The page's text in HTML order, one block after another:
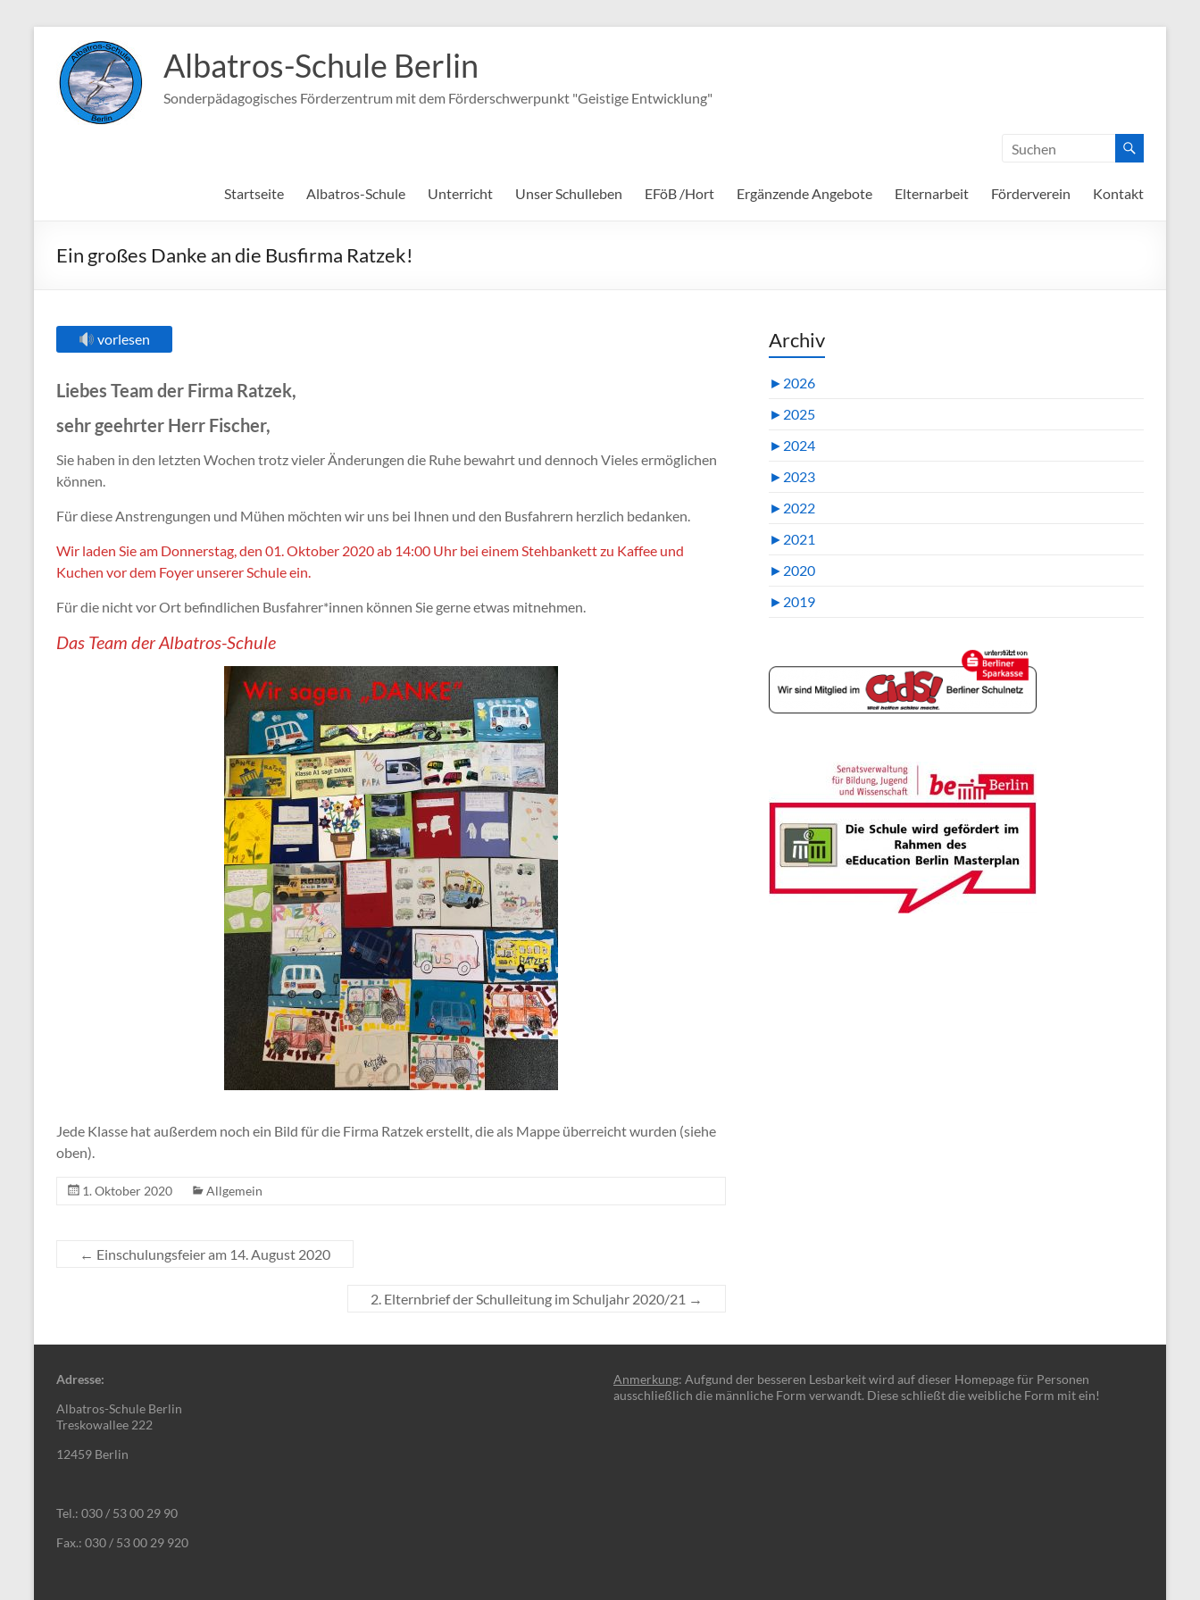
Inhalt
springen
Albatros-Schule Berlin
Sonderpädagogisches Förderzentrum mit dem Förderschwerpunkt "Geistige Entwicklung"
Startseite Albatros-Schule Unterricht Unser Schulleben EFöB /Hort Ergänzende Angebote Elternarbeit Förderverein Kontakt
Ein großes Danke an die Busfirma Ratzek!
vorlesen
Liebes Team der Firma Ratzek,
sehr geehrter Herr Fischer,
Sie haben in den letzten Wochen trotz vieler Änderungen die Ruhe bewahrt und dennoch Vieles ermöglichen
können.
Für diese Anstrengungen und Mühen möchten wir uns bei Ihnen und den Busfahrern herzlich bedanken.
Wir laden Sie am Donnerstag, den 01. Oktober 2020 ab 14:00 Uhr bei einem Stehbankett zu Kaffee und
Kuchen vor dem Foyer unserer Schule ein.
Für die nicht vor Ort befindlichen Busfahrer*innen können Sie gerne etwas mitnehmen.
Das Team der Albatros-Schule
Jede Klasse hat außerdem noch ein Bild für die Firma Ratzek erstellt, die als Mappe überreicht wurden (siehe
oben).
1. Oktober 2020 Allgemein
← Einschulungsfeier am 14. August 2020
2. Elternbrief der Schulleitung im Schuljahr 2020/21 →
Archiv
► 2026
► 2025
► 2024
► 2023
► 2022
► 2021
► 2020
► 2019
Adresse:
Albatros-Schule Berlin
Treskowallee 222
12459 Berlin
Tel.: 030 / 53 00 29 90
Fax.: 030 / 53 00 29 920
Anmerkung: Aufgund der besseren Lesbarkeit wird auf dieser Homepage für Personen
ausschließlich die männliche Form verwandt. Diese schließt die weibliche Form mit ein!